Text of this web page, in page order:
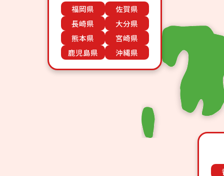
福岡県
佐賀県
長崎県
大分県
熊本県
宮崎県
鹿児島県
沖縄県